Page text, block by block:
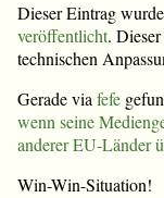
Dieser Eintrag
veröffentlicht.
technischen
Gerade via fefe
wenn seine
anderer EU-Länder
Win-Win-Situation!